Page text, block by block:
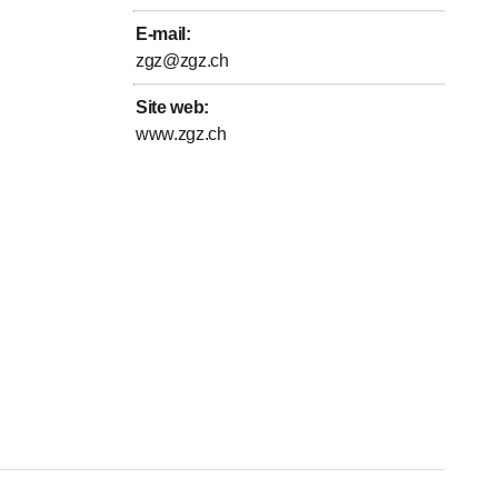
meubles d'accueil et des étagères spéciales selon vos
portes ne doivent pas seulement être esthétiques, elles
est le partenaire idéal pour tout ce qui concerne
E-mail :
zgz@zgz.ch
Site web:
www.zgz.ch